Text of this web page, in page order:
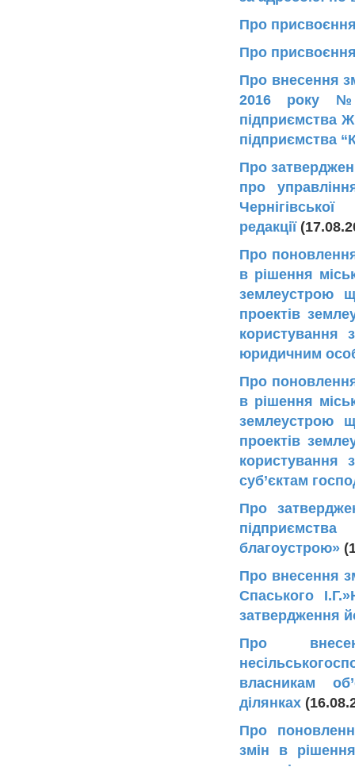
Про
Про
Про внесення
2016 року
підприємства
підприємства
Про
про
редакції
Про
в рішення
землеустрою
проектів
користування
юридичним
Про
в рішення
землеустрою
проектів
користування
суб’єктам
Про
благоустрою»
Про внесення
Спаського
затвердження
Про
власникам
ділянках
Про
змін в